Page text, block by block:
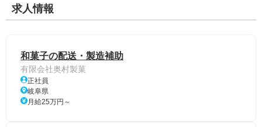
求人情報
和菓子の配送・製造補助
有限会社奥村製菓
正社員
岐阜県
月給25万円～